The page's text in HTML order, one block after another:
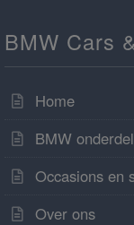
BMW Cars
Home
BMW
Occasions en
Over ons